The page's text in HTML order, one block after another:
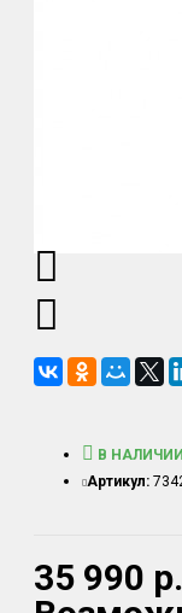
35 990 р.
В НАЛИЧИИ
Артикул: